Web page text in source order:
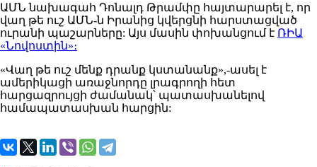
ԱՄՆ նախագահ Դոնալդ Թրամփը հայտարարել է, որ
վաղ թե ուշ ԱՄՆ-ն Իրանից կվերցնի հարստացված
ուրանի պաշարները: Այս մասին փոխանցում է ՌԻԱ
«Նովոստին»։
«Վաղ թե ուշ մենք դրանք կստանանք»,-ասել է
ամերիկացի առաջնորդը լրագրողի հետ
հարցազրույցի ժամանակ՝ պատասխանելով
համապատասխան հարցին: